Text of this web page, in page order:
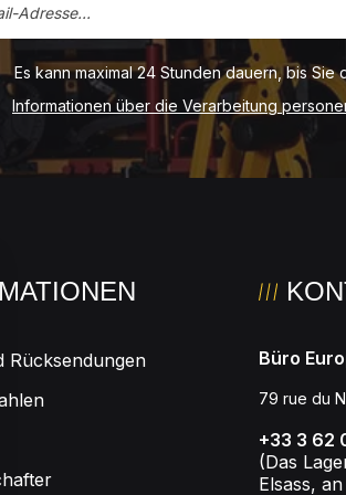
Es kann maximal 24 Stunden dauern, bis Sie
Informationen über die Verarbeitung
Rücksendungen
Büro
79 rue du
+33 3 62
(Das
Elsass,